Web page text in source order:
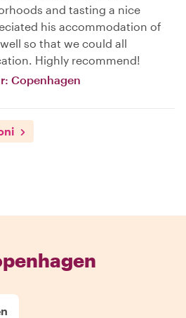
and tasting a nice
his accommodation of
so that we could all
Highly recommend!
Copenhagen